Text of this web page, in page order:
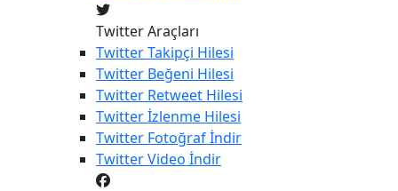
Twitter Araçları
TwitterTakipçi Hilesi
Twitter Beğeni Hilesi
Twitter Retweet Hilesi
Twitterİzlenme Hilesi
Twitter Fotoğraf İndir
TwitterVideo İndir